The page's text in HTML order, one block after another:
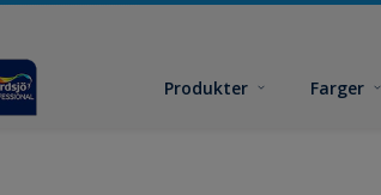
Produkter Farger